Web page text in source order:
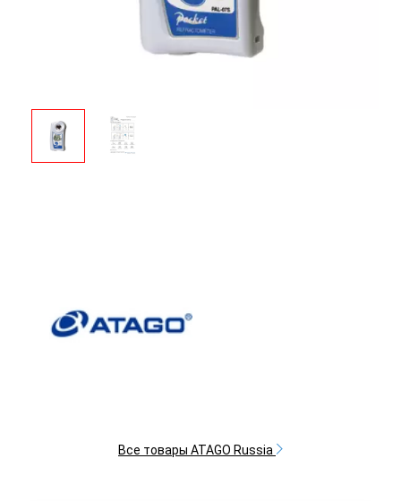
Все товары ATAGO Russia